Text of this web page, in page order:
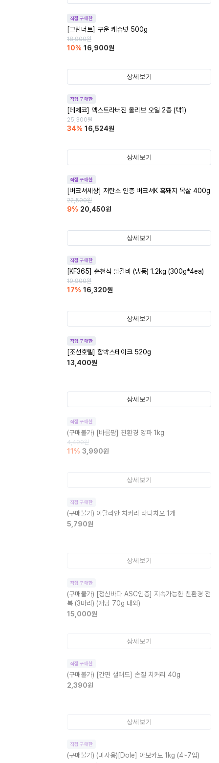
직접 구매한
[그린너트] 구운 캐슈넛 500g
18,900원
10% 16,900원
상세보기
직접 구매한
[데체코] 엑스트라버진 올리브 오일 2종 (택1)
25,300원
34% 16,524원
상세보기
직접 구매한
[버크셔세상] 저탄소 인증 버크셔K 흑돼지 목살 400g
22,500원
9% 20,450원
상세보기
직접 구매한
[KF365] 춘천식 닭갈비 (냉동) 1.2kg (300g*4ea)
19,900원
17% 16,320원
상세보기
직접 구매한
[조선호텔] 함박스테이크 520g
13,400원
상세보기
직접 구매한
(구매불가) [바름팜] 친환경 양파 1kg
4,490원
11 % 3,990원
상세보기
직접 구매한
(구매불가) 이탈리안 치커리 라디치오 1개
5,790원
상세보기
직접 구매한
(구매불가) [청산바다 ASC인증] 지속가능한 친환경 전
복 (3마리) (개당 70g 내외)
15,000원
상세보기
직접 구매한
(구매불가) [간편 샐러드] 손질 치커리 40g
2,390원
상세보기
직접 구매한
(구매불가) (미사용)[Dole] 아보카도 1kg (4~7입)